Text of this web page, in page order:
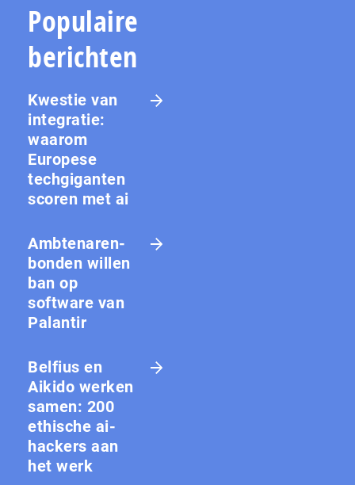
Populaire
berichten
Kwestie van
integratie:
waarom
Europese
techgiganten
scoren met ai
Amb­te­na­ren­
bon­den willen
ban op
software van
Palantir
Belfius en
Aikido werken
samen: 200
ethische ai-
hackers aan
het werk